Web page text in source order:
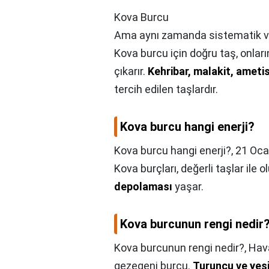
Kova Burcu
Ama aynı zamanda sistematik
Kova burcu için doğru taş,
çıkarır. Kehribar, malakit,
tercih edilen taşlardır.
Kova burcu hangi enerji?
Kova burcu hangi enerji?, 21
Kova burçları, değerli taşlar ile
depolaması yaşar.
Kova burcunun rengi
Kova burcunun rengi nedir?,
gezegeni burcu. Turuncu ve